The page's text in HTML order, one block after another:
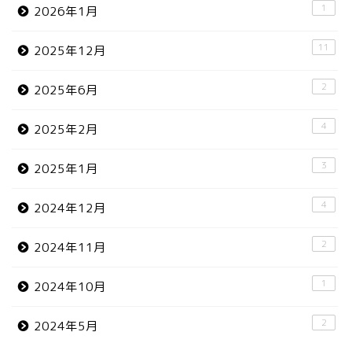
2026年1月 1
2025年12月 11
2025年6月 2
2025年2月 4
2025年1月 3
2024年12月 4
2024年11月 2
2024年10月 1
2024年5月 2